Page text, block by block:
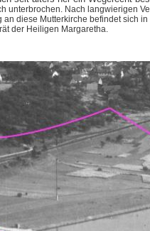
unterbrochen. Nach langwierigen
an diese Mutterkirche befindet sich
der Heiligen Margaretha.